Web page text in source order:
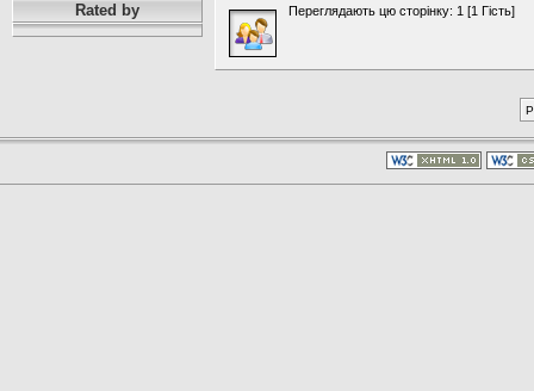
Rated by Переглядають цю сторінку: 1 [1 Гість]